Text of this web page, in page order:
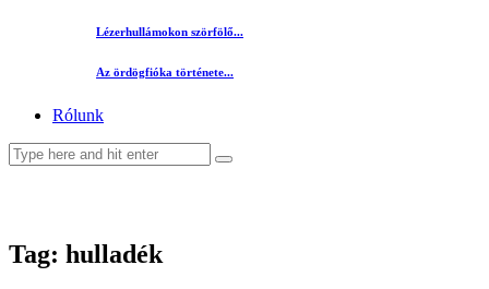
Lézerhullámokon szörfölő...
Az ördögfióka története...
Rólunk
Tag: hulladék